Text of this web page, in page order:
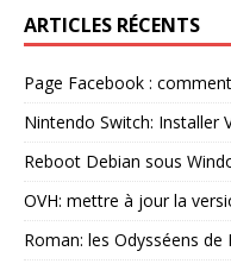
ARTICLES RÉCENTS
Page Facebook :
Nintendo Switch: Installer
Reboot Debian sous
OVH: mettre à jour la
Roman: les Odysséens de